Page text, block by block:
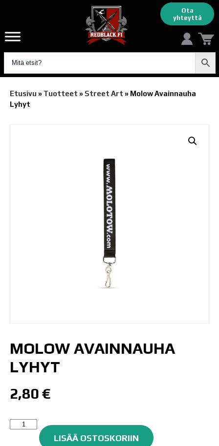
Ota
yhteyttä
Etusivu » Tuotteet » Street Art » Molow Avainnauha
Lyhyt
MOLOW AVAINNAUHA
LYHYT
2,80 €
Molow
Avainnauha
LISÄÄ OSTOSKORIIN